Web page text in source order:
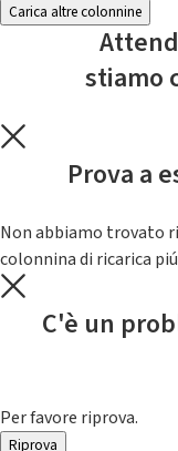
Carica altre colonnine
stiamo
Prova a
Non abbiamo trovato
colonnina di ricarica
C'è un
Per favore riprova.
Riprova